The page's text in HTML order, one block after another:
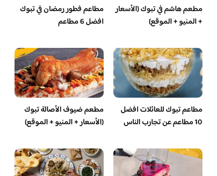
مطعم هاشم في تبوك (الأسعار
+ المنيو + الموقع)
مطاعم فطور رمضان في تبوك
افضل 6 مطاعم
مطاعم تبوك للعائلات افضل
10 مطاعم عن تجارب الناس
مطعم ضيوف الأصالة تبوك
(الأسعار + المنيو + الموقع)